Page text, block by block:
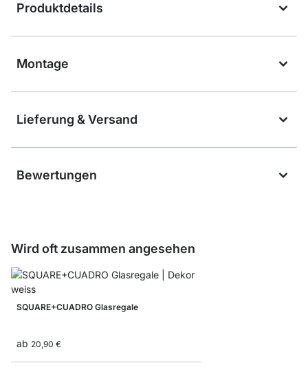
Produktdetails
Montage
Lieferung & Versand
Bewertungen
Wird oft zusammen angesehen
SQUARE+CUADRO Glasregale
ab 20,90 €